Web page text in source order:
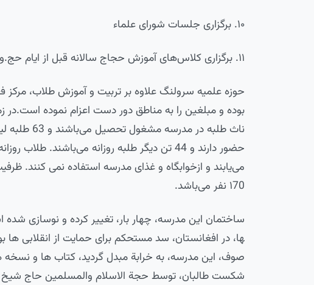
۱۰. برگزاری جلسات شورای علماء
۱۱. برگزاری کلاس‌های آموزش حجاج سالانه قبل از ایام حج.و…
حوزه علمیه سرولنگ علاوه بر تربیت و آموزش طلاب،
ناث طلبه
حضور دارند و 44 تن دیگر طلبه روزانه
می‌یابند و ازخوابگاه و غذای مدرسه استفاده نمی کنند.
۱70 نفر می‌باشد.
صوف، این مدرسه، به خرابة مبدل گردید، کتاب ها و نسخه
شکست طالبان، توسط حجة الاسلام والمسلمین حاج شیخ